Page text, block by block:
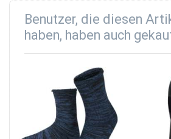
Benutzer, die diesen
haben, haben auch